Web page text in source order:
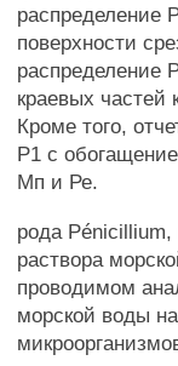
распределение
поверхности
распределение
краевых частей
Кроме того,
Р1 с
Мп и Ре.
рода
раствора
проводимом
морской воды